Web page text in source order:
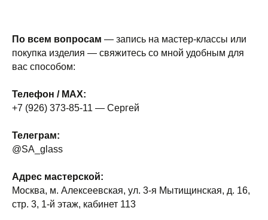
По всем вопросам — запись на мастер-классы или
покупка изделия — свяжитесь со мной удобным для
вас способом:
Телефон / MAX:
+7 (926) 373-85-11 — Сергей
Телеграм:
@SA_glass
Адрес мастерской:
Москва, м. Алексеевская, ул. 3-я Мытищинская, д. 16,
стр. 3, 1-й этаж, кабинет 113